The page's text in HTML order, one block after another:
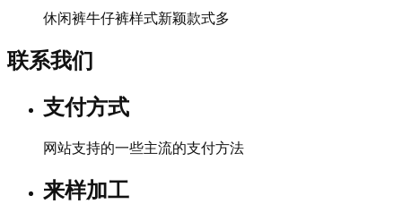
休闲裤牛仔裤样式新颖款式多
联系我们
支付方式
网站支持的一些主流的支付方法
来样加工